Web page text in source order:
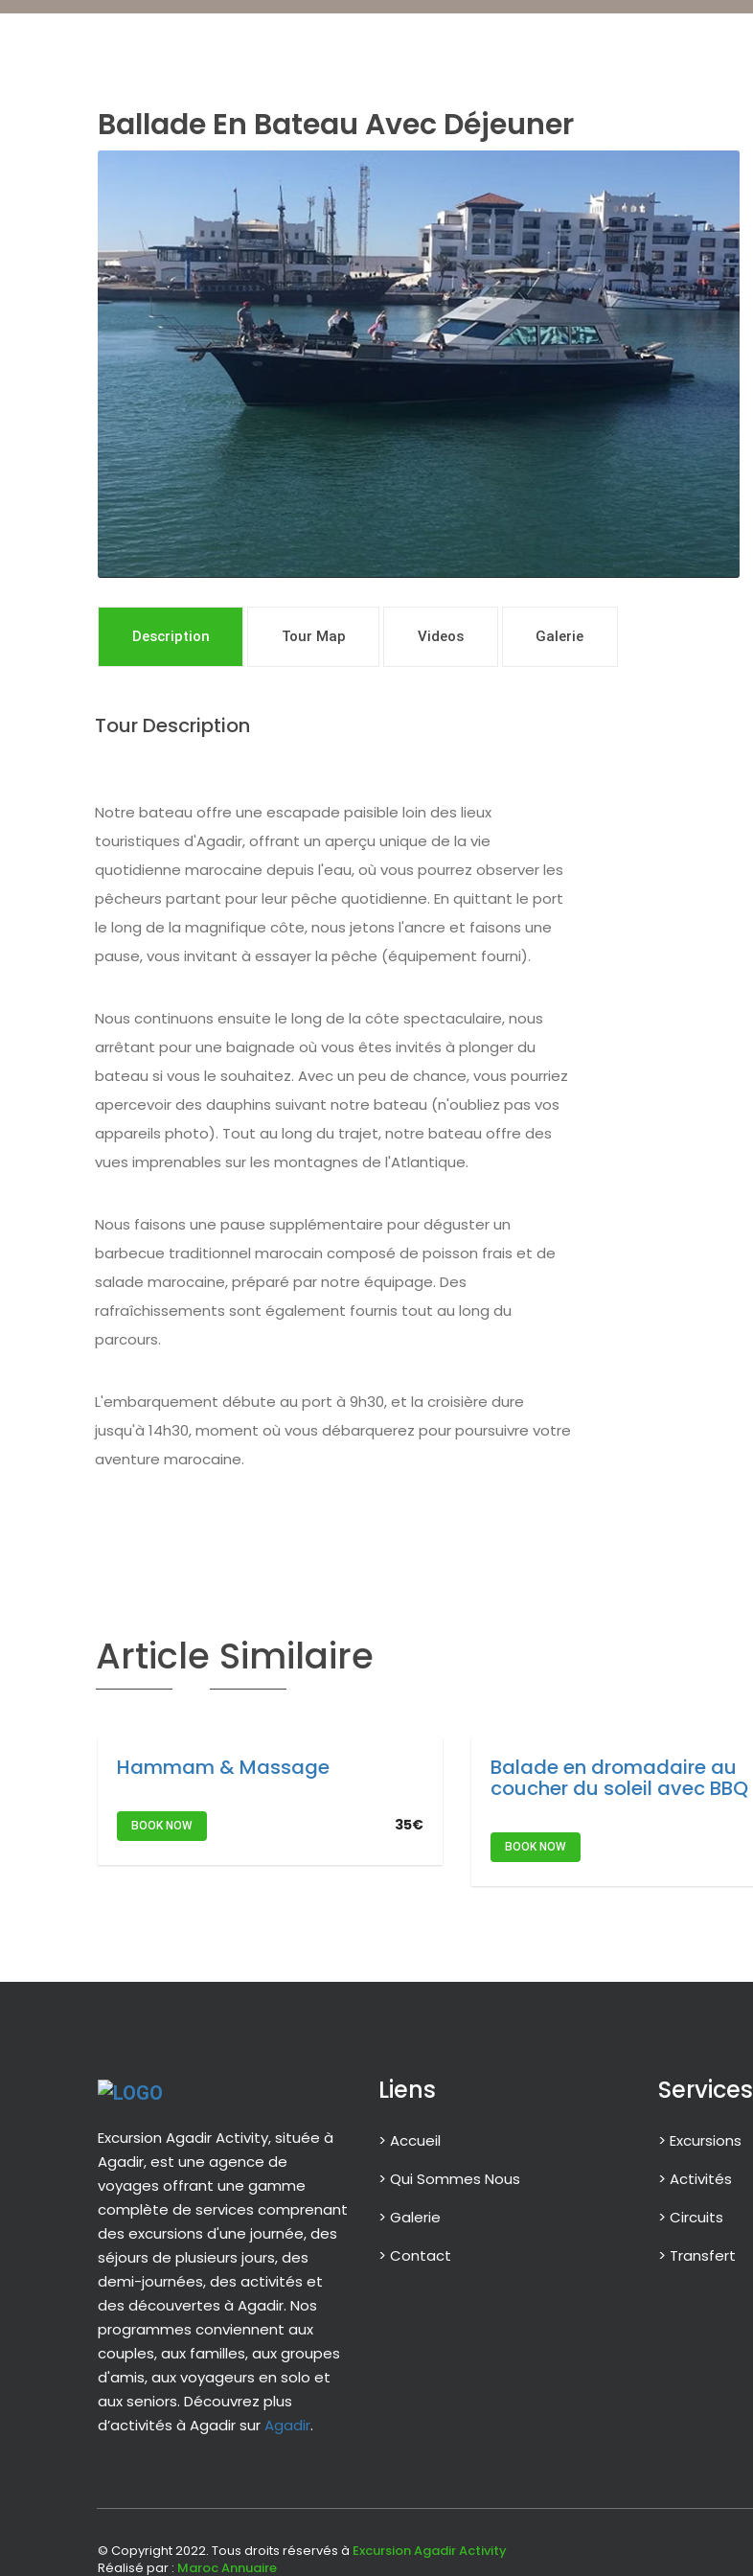
Ballade En Bateau Avec Déjeuner
Description Tour Map Videos Galerie
Tour Description
Notre bateau offre une escapade paisible loin des lieux
touristiques d'Agadir, offrant un aperçu unique de la vie
quotidienne marocaine depuis l'eau, où vous pourrez observer les
pêcheurs partant pour leur pêche quotidienne. En quittant le port
le long de la magnifique côte, nous jetons l'ancre et faisons une
pause, vous invitant à essayer la pêche (équipement fourni).
Nous continuons ensuite le long de la côte spectaculaire, nous
arrêtant pour une baignade où vous êtes invités à plonger du
bateau si vous le souhaitez. Avec un peu de chance, vous pourriez
apercevoir des dauphins suivant notre bateau (n'oubliez pas vos
appareils photo). Tout au long du trajet, notre bateau offre des
vues imprenables sur les montagnes de l'Atlantique.
Nous faisons une pause supplémentaire pour déguster un
barbecue traditionnel marocain composé de poisson frais et de
salade marocaine, préparé par notre équipage. Des
rafraîchissements sont également fournis tout au long du
parcours.
L'embarquement débute au port à 9h30, et la croisière dure
jusqu'à 14h30, moment où vous débarquerez pour poursuivre votre
aventure marocaine.
Article Similaire
Hammam & Massage
BOOK NOW 35€
Balade en dromadaire au
coucher du soleil avec BBQ
BOOK NOW
Excursion Agadir Activity, située à
Agadir, est une agence de
voyages offrant une gamme
complète de services comprenant
des excursions d'une journée, des
séjours de plusieurs jours, des
demi-journées, des activités et
des découvertes à Agadir. Nos
programmes conviennent aux
couples, aux familles, aux groupes
d'amis, aux voyageurs en solo et
aux seniors. Découvrez plus
d’activités à Agadir surAgadir.
Liens
> Accueil
> Qui Sommes Nous
> Galerie
> Contact
Services
> Excursions
> Activités
> Circuits
> Transfert
© Copyright 2022. Tous droits réservés à Excursion Agadir Activity
Réalisé par : Maroc Annuaire